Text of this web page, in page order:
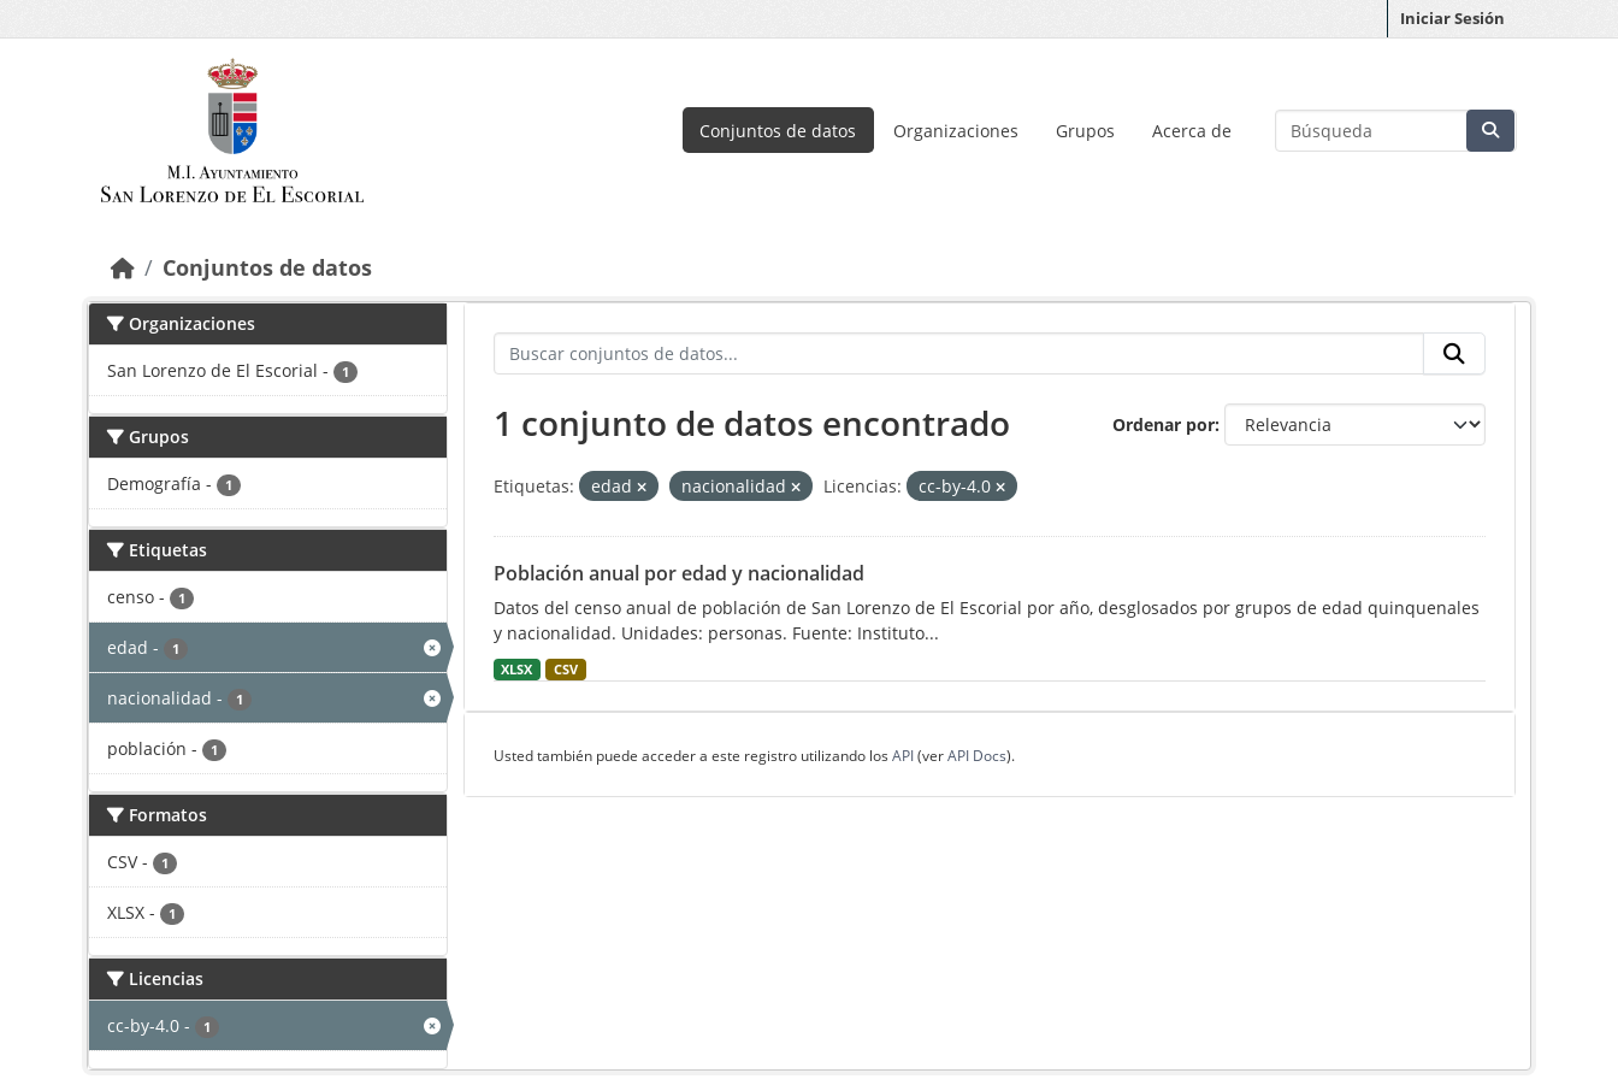
Iniciar Sesión
Conjuntos de datos Organizaciones Grupos Acerca de
Conjuntos de datos
Organizaciones
San Lorenzo de El Escorial - 1
Grupos
Demografía - 1
Etiquetas
censo - 1
edad - 1
nacionalidad - 1
población - 1
Formatos
CSV - 1
XLSX - 1
Licencias
cc-by-4.0 - 1
Ordenar por
1 conjunto de datos encontrado
Etiquetas: edad nacionalidad Licencias: cc-by-4.0
Población anual por edad y nacionalidad
Datos del censo anual de población de San Lorenzo de El Escorial por año, desglosados por grupos de edad quinquenales
y nacionalidad. Unidades: personas. Fuente: Instituto...
XLSX CSV
Usted también puede acceder a este registro utilizando los API(verAPI Docs).